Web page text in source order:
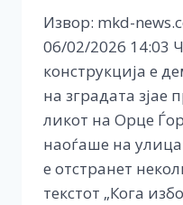
Извор: mkd-
06/02/2026 14:03
конструкција е
на зградата зјае
ликот на Орце
наоѓаше на
е отстранет
текстот „Кога